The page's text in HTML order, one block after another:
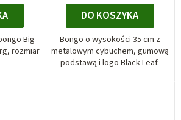
Big
rozmiar
DO KOSZYKA
Bongo o wysokości 35 cm z
metalowym cybuchem, gumową
podstawą i logo Black Leaf.